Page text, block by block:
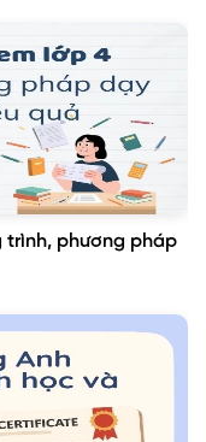
trình, phương pháp